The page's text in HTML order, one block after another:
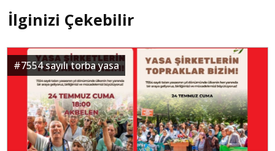
İlginizi Çekebilir
#7554 sayılı torba yasa